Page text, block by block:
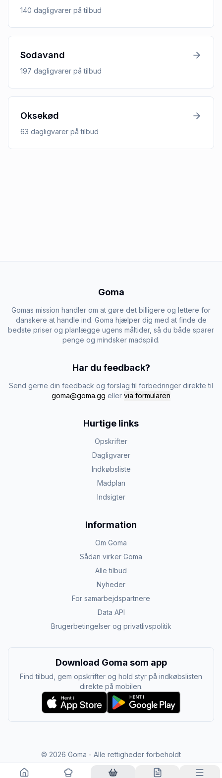
140 dagligvarer på tilbud
Sodavand
197 dagligvarer på tilbud
Oksekød
63 dagligvarer på tilbud
Goma
Gomas mission handler om at gøre det billigere og lettere for
danskere at handle ind. Goma hjælper dig med at finde de
bedste priser og planlægge ugens måltider, så du både sparer
penge og mindsker madspild.
Har du feedback?
Send gerne din feedback og forslag til forbedringer direkte til
goma@goma.gg eller via formularen
Hurtige links
Opskrifter
Dagligvarer
Indkøbsliste
Madplan
Indsigter
Information
Om Goma
Sådan virker Goma
Alle tilbud
Nyheder
For samarbejdspartnere
Data API
Brugerbetingelser og privatlivspolitik
Download Goma som app
Find tilbud, gem opskrifter og hold styr på indkøbslisten
direkte på mobilen.
© 2026 Goma - Alle rettigheder forbeholdt